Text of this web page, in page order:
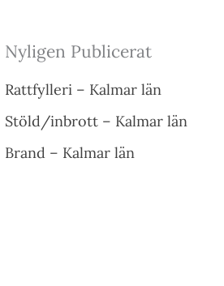
Nyligen Publicerat
Rattfylleri – Kalmar län
Stöld/inbrott – Kalmar län
Brand – Kalmar län